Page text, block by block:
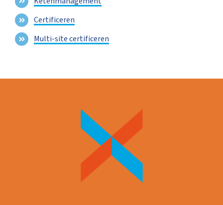
Certificeren
Multi-site certificeren